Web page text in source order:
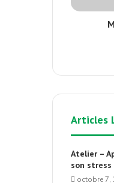
Articles
Atelier –
son
octobre 7,